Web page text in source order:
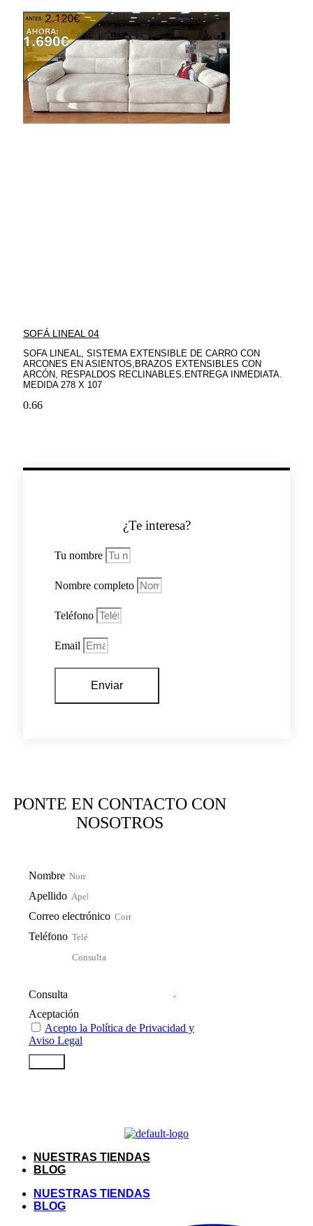
SOFÁ LINEAL 04
SOFA LINEAL, SISTEMA EXTENSIBLE DE CARRO CON
ARCONES EN ASIENTOS,BRAZOS EXTENSIBLES CON
ARCÓN, RESPALDOS RECLINABLES.ENTREGA INMEDIATA.
MEDIDA 278 X 107
¿Te interesa?
Tu nombre
Nombre completo
Teléfono
Email
Enviar
PONTE EN CONTACTO CON
NOSOTROS
Nombre
Apellido
Correo electrónico
Teléfono
Consulta
Aceptación
Acepto la Política de Privacidad y
Aviso Legal
NUESTRAS TIENDAS
BLOG
NUESTRAS TIENDAS
BLOG